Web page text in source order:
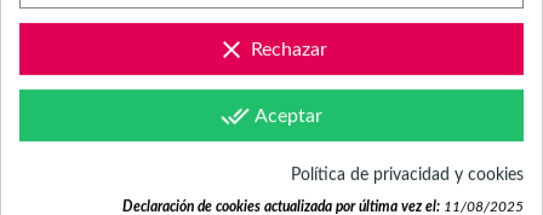
SERVICIO DE
clear Rechazar
done_all Aceptar
Política de privacidad y cookies
Declaración de cookies actualizada por última vez el: 11/08/2025